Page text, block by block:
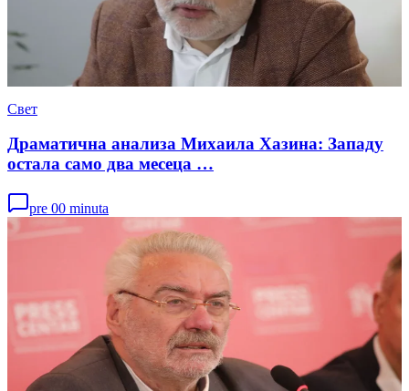
Свет
Драматична анализа Михаила Хазина: Западу
остала само два месеца …
pre 00 minuta